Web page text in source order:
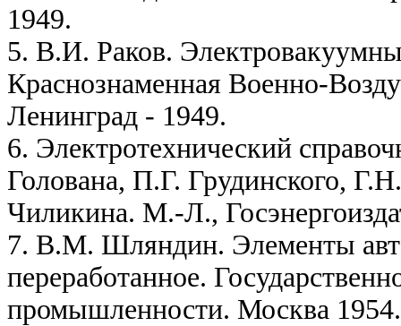
1949.
5. В.И. Раков.
Краснознаменная Военно-
Ленинград - 1949.
6. Электротехнический
Голована, П.Г. Грудинского,
Чиликина. М.-Л.,
7. В.М. Шляндин. Элементы
переработанное.
промышленности. Москва 1954.